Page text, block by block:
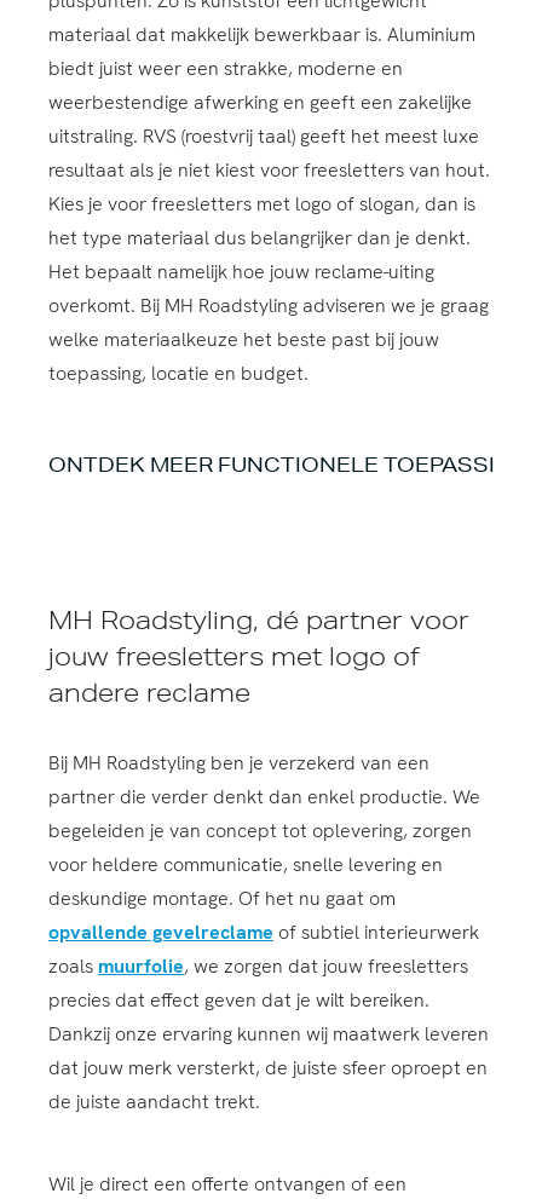
materiaal dat makkelijk bewerkbaar is. Aluminium
biedt juist weer een strakke, moderne en
weerbestendige afwerking en geeft een zakelijke
uitstraling. RVS (roestvrij taal) geeft het meest luxe
resultaat als je niet kiest voor freesletters van hout.
Kies je voor freesletters met logo of slogan, dan is
het type materiaal dus belangrijker dan je denkt.
Het bepaalt namelijk hoe jouw reclame-uiting
overkomt. Bij MH Roadstyling adviseren we je graag
welke materiaalkeuze het beste past bij jouw
toepassing, locatie en budget.
ONTDEK MEER FUNCTIONELE
MH Roadstyling, dé partner voor
jouw freesletters met logo of
andere reclame
Bij MH Roadstyling ben je verzekerd van een
partner die verder denkt dan enkel productie. We
begeleiden je van concept tot oplevering, zorgen
voor heldere communicatie, snelle levering en
deskundige montage. Of het nu gaat om
opvallende gevelreclame of subtiel interieurwerk
zoals muurfolie, we zorgen dat jouw freesletters
precies dat effect geven dat je wilt bereiken.
Dankzij onze ervaring kunnen wij maatwerk leveren
dat jouw merk versterkt, de juiste sfeer oproept en
de juiste aandacht trekt.
Wil je direct een offerte ontvangen of een